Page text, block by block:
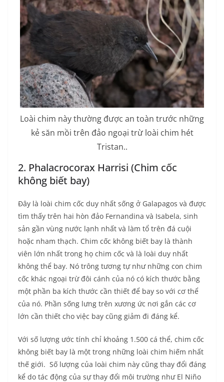
Loài chim này thường được an toàn trước những
kẻ săn mồi trên đảo ngoại trừ loài chim hét
Tristan..
2. Phalacrocorax Harrisi (Chim cốc
không biết bay)
Đây là loài chim cốc duy nhất sống ở Galapagos và được
tìm thấy trên hai hòn đảo Fernandina và Isabela, sinh
sản gần vùng nước lạnh nhất và làm tổ trên đá cuội
hoặc nham thạch. Chim cốc không biết bay là thành
viên lớn nhất trong họ chim cốc và là loài duy nhất
không thể bay. Nó trông tương tự như những con chim
cốc khác ngoại trừ đôi cánh của nó có kích thước bằng
một phần ba kích thước cần thiết để bay so với cơ thể
của nó. Phần sống lưng trên xương ức nơi gắn các cơ
lớn cần thiết cho việc bay cũng giảm đi đáng kể.
Với số lượng ước tính chỉ khoảng 1.500 cá thể, chim cốc
không biết bay là một trong những loài chim hiếm nhất
thế giới. Số lượng của loài chim này cũng thay đổi đáng
kể do tác động của sự thay đổi môi trường như El Niño